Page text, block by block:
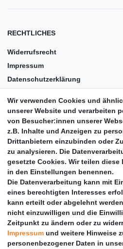
RECHTLICHES
Widerrufsrecht
Impressum
Datenschutzerklärung
Barrierefreiheit
Anleitungen
Vertrag widerrufen
PARTNER
DHL
GLS
PaketPLUS
SPONSORING
Wir verwenden Cookies und
unserer Website und verarbeiten
von Besucher:innen unserer
z.B. Inhalte und Anzeigen zu
Drittanbietern einzubinden oder
zu analysieren. Die
gesetzte Cookies. Wir teilen diese
in den Einstellungen benennen.
Die Datenverarbeitung kann mit
eines berechtigten Interesses
kann erteilt oder abgelehnt
nicht einzuwilligen und die
Zeitpunkt zu ändern oder zu
Impressum und weitere Hinweise
personenbezogener Daten in